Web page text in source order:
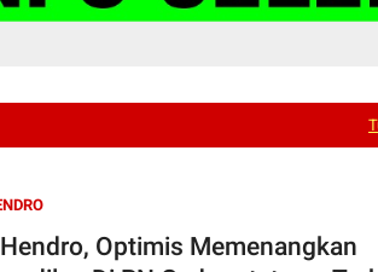
Optimis Memenangkan